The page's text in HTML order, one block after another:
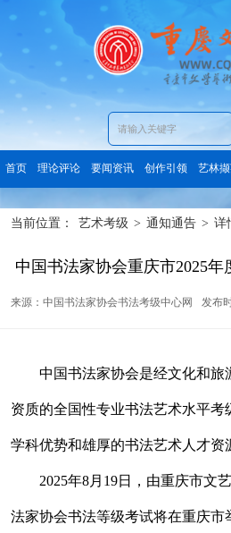
首页 理论评论 要闻资讯 创作引领 艺林
当前位置： 艺术考级 > 通知通告 > 详
中国书法家协会重庆市2025
来源：中国书法家协会书法考级中心网 发布
中国书法家协会是经文化和旅
资质的全国性专业书法艺术水平考
学科优势和雄厚的书法艺术人才资
2025年8月19日，由重庆市文
法家协会书法等级考试将在重庆市